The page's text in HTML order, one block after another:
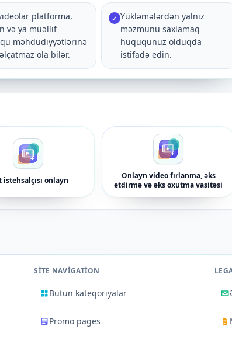
platforma,
və ya müəllif
məhdudiyyətlərinə
ola bilər.
✓ Yükləmələrdən yalnız
məzmunu saxlamaq
hüququnuz olduqda
istifadə edin.
istehsalçısı onlayn
Onlayn video fırlanma, əks
etdirmə və əks oxutma vasitəsi
SITE NAVIGATION
Bütün kateqoriyalar
Promo pages